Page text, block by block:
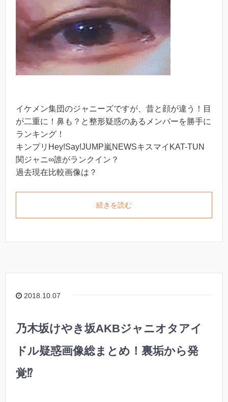
イケメン集団のジャニーズですが、昔と顔が違う！目
が二重に！鼻も？と整形疑惑のあるメンバーを勝手に
ランキング！
キンプリHey!Say!JUMP嵐NEWSキスマイKAT-TUN
関ジャニ∞誰がランクイン？
過去現在比較画像は？
続きを読む
2018.10.07
乃木坂けやき坂AKBジャニオタアイ
ドル疑惑画像総まとめ！裏垢から発
覚⁉︎